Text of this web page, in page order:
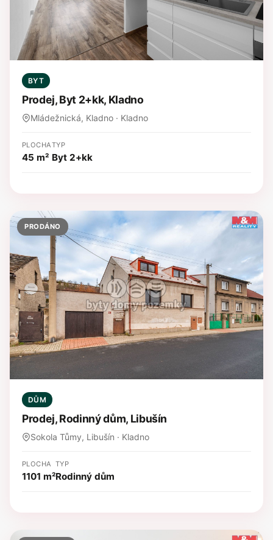
BYT
Prodej, Byt 2+kk, Kladno
Mládežnická, Kladno · Kladno
PLOCHA
45 m²
TYP
Byt 2+kk
PRODÁNO
DŮM
Prodej, Rodinný dům, Libušín
Sokola Tůmy, Libušín · Kladno
PLOCHA
1101 m²
TYP
Rodinný dům